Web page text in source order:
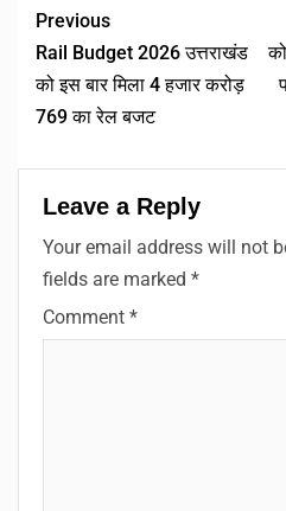
Previous
Rail Budget 2026 उत्तराखंड
को इस बार मिला 4 हजार करोड़
769 का रेल बजट
Leave a Reply
Your email address will not
fields are marked *
Comment *